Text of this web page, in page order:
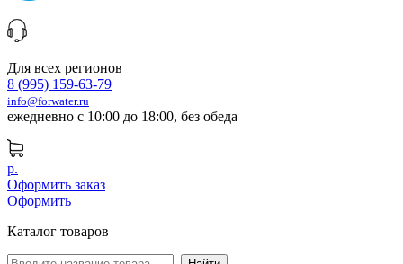
Для всех регионов
8 (995) 159-63-79
info@forwater.ru
ежедневно с 10:00 до 18:00, без обеда
р.
Оформить заказ
Оформить
Каталог товаров